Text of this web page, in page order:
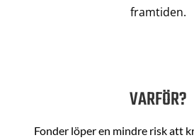
framtiden.
VARFÖR?
Fonder löper en mindre risk att